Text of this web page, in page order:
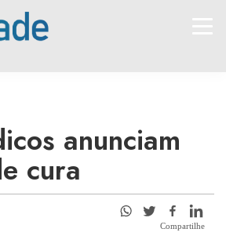
anunciam
cura
Compartilhe